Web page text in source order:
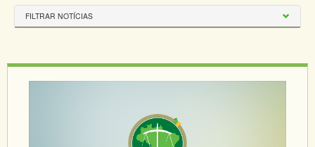
FILTRAR NOTÍCIAS